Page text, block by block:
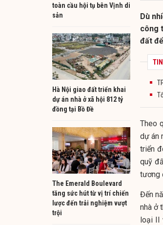
toàn cầu hội tụ bên Vịnh di
sản
Hà Nội giao đất triển khai
dự án nhà ở xã hội 812 tỷ
đồng tại Bồ Đề
The Emerald Boulevard
tăng sức hút từ vị trí chiến
lược đến trải nghiệm vượt
trội
Dù
công
đất
Theo
dự án
triển
quỹ
tương
Đến
nhà ở
loại II